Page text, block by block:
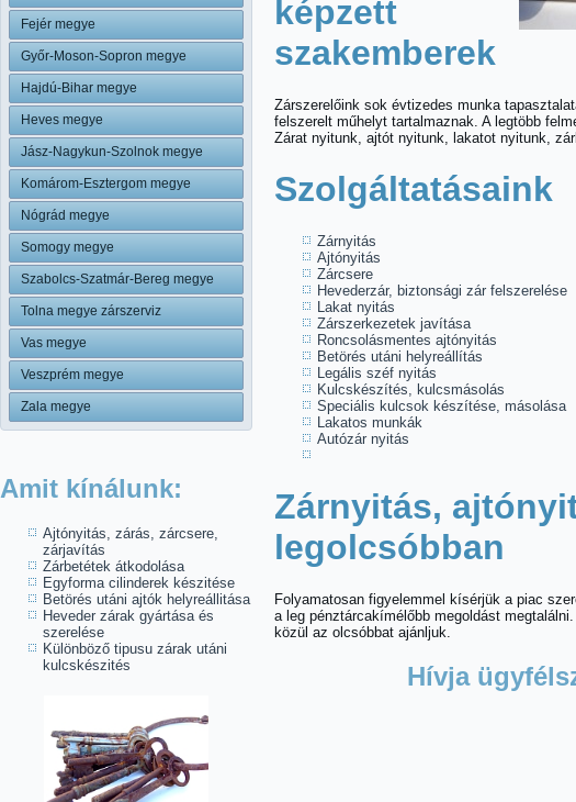
Fejér megye
Győr-Moson-Sopron megye
Hajdú-Bihar megye
Heves megye
Jász-Nagykun-Szolnok megye
Komárom-Esztergom megye
Nógrád megye
Somogy megye
Szabolcs-Szatmár-Bereg megye
Tolna megye zárszerviz
Vas megye
Veszprém megye
Zala megye
Amit kínálunk:
Ajtónyitás, zárás, zárcsere,
zárjavítás
Zárbetétek átkodolása
Egyforma cilinderek készitése
Betörés utáni ajtók helyreállitása
Heveder zárak gyártása és
szerelése
Különböző tipusu zárak utáni
kulcskészités
képzett
szakemberek
Zárszerelőink sok évtizedes munka
felszerelt műhelyt tartalmaznak. A legtöbb
Zárat nyitunk, ajtót nyitunk, lakatot nyitunk,
Szolgáltatásaink
Zárnyitás
Ajtónyitás
Zárcsere
Hevederzár, biztonsági zár felszerelése
Lakat nyitás
Zárszerkezetek javítása
Roncsolásmentes ajtónyitás
Betörés utáni helyreállítás
Legális széf nyitás
Kulcskészítés, kulcsmásolás
Speciális kulcsok készítése, másolása
Lakatos munkák
Autózár nyitás
Zárnyitás,
legolcsóbban
Folyamatosan figyelemmel kísérjük a piac
a leg pénztárcakímélőbb megoldást
közül az olcsóbbat ajánljuk.
Hívja